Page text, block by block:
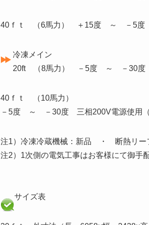
40ｆｔ （6馬力） ＋15度 ～ －5度
冷凍メイン
20ft （8馬力） －5度 ～ －30度
40ｆｔ （10馬力）
－5度 ～ －30度 三相200V電源使用
注1）冷凍冷蔵機械：新品 ・ 断熱リー
注2）1次側の電気工事はお客様にて御手
サイズ表